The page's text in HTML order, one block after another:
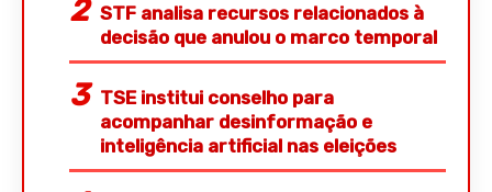
STF analisa recursos relacionados à
decisão que anulou o marco temporal
TSE institui conselho para
acompanhar desinformação e
inteligência artificial nas eleições